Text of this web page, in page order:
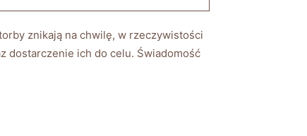
znikają na chwilę, w ‌rzeczywistości‍
dostarczenie ich do celu. Świadomość